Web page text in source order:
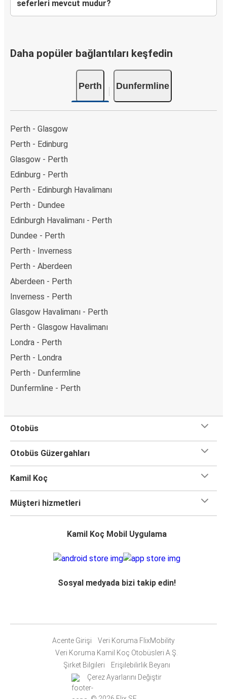
seferleri mevcut mudur?
Daha popüler bağlantıları keşfedin
Perth Dunfermline
Perth - Glasgow
Perth - Edinburg
Glasgow - Perth
Edinburg - Perth
Perth - Edinburgh Havalimanı
Perth - Dundee
Edinburgh Havalimanı - Perth
Dundee - Perth
Perth - Inverness
Perth - Aberdeen
Aberdeen - Perth
Inverness - Perth
Glasgow Havalimanı - Perth
Perth - Glasgow Havalimanı
Londra - Perth
Perth - Londra
Perth - Dunfermline
Dunfermline - Perth
Otobüs
Otobüs Güzergahları
Kamil Koç
Müşteri hizmetleri
Kamil Koç Mobil Uygulama
Sosyal medyada bizi takip edin!
Acente Girişi
Veri Koruma FlixMobility
Veri Koruma Kamil Koç Otobüsleri A.Ş.
Şirket Bilgileri
Erişilebilirlik Beyanı
Çerez Ayarlarını Değiştir